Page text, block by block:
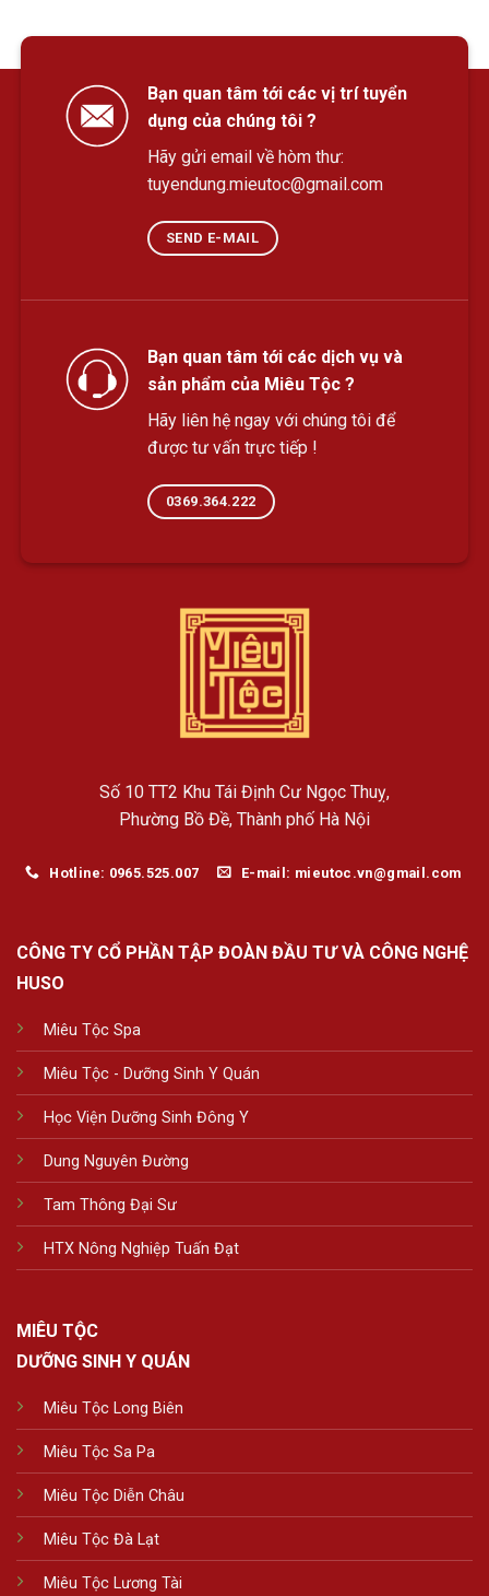
Bạn quan tâm tới các vị trí tuyển
dụng của chúng tôi ?
Hãy gửi email về hòm thư:
tuyendung.mieutoc@gmail.com
SEND E-MAIL
Bạn quan tâm tới các dịch vụ và
sản phẩm của Miêu Tộc ?
Hãy liên hệ ngay với chúng tôi để
được tư vấn trực tiếp !
0369.364.222
Số 10 TT2 Khu Tái Định Cư Ngọc Thuỵ,
Phường Bồ Đề, Thành phố Hà Nội
Hotline: 0965.525.007 E-mail: mieutoc.vn@gmail.com
CÔNG TY CỔ PHẦN TẬP ĐOÀN ĐẦU TƯ VÀ CÔNG NGHỆ
HUSO
Miêu Tộc Spa
Miêu Tộc - Dưỡng Sinh Y Quán
Học Viện Dưỡng Sinh Đông Y
Dung Nguyên Đường
Tam Thông Đại Sư
HTX Nông Nghiệp Tuấn Đạt
MIÊU TỘC
DƯỠNG SINH Y QUÁN
Miêu Tộc Long Biên
Miêu Tộc Sa Pa
Miêu Tộc Diễn Châu
Miêu Tộc Đà Lạt
Miêu Tộc Lương Tài